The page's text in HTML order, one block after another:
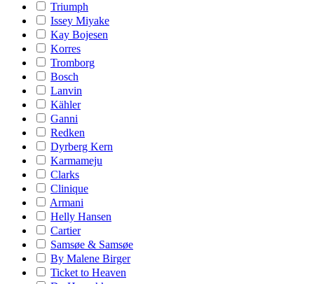
Triumph
Issey Miyake
Kay Bojesen
Korres
Tromborg
Bosch
Lanvin
Kähler
Ganni
Redken
Dyrberg Kern
Karmameju
Clarks
Clinique
Armani
Helly Hansen
Cartier
Samsøe & Samsøe
By Malene Birger
Ticket to Heaven